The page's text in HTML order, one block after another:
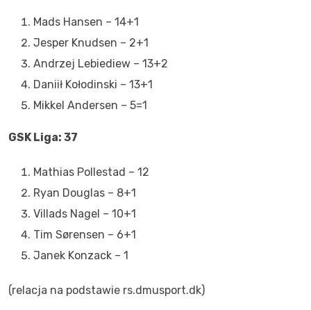
Mads Hansen – 14+1
Jesper Knudsen – 2+1
Andrzej Lebiediew – 13+2
Daniił Kołodinski – 13+1
Mikkel Andersen – 5=1
GSK Liga: 37
Mathias Pollestad – 12
Ryan Douglas – 8+1
Villads Nagel – 10+1
Tim Sørensen – 6+1
Janek Konzack – 1
(relacja na podstawie rs.dmusport.dk)